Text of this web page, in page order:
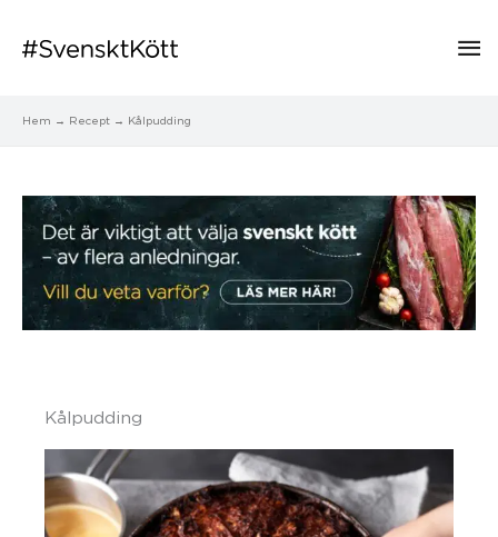
Hem Recept Kålpudding
Kålpudding